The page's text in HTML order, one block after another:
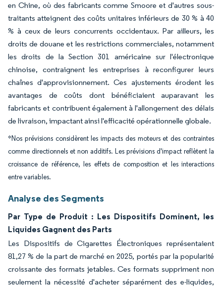
en Chine, où des fabricants comme Smoore et d'autres sous-
traitants atteignent des coûts unitaires inférieurs de 30 % à 40
% à ceux de leurs concurrents occidentaux. Par ailleurs, les
droits de douane et les restrictions commerciales, notamment
les droits de la Section 301 américaine sur l'électronique
chinoise, contraignent les entreprises à reconfigurer leurs
chaînes d'approvisionnement. Ces ajustements érodent les
avantages de coûts dont bénéficiaient auparavant les
fabricants et contribuent également à l'allongement des délais
de livraison, impactant ainsi l'efficacité opérationnelle globale.
*Nos prévisions considèrent les impacts des moteurs et des contraintes
comme directionnels et non additifs. Les prévisions d'impact reflètent la
croissance de référence, les effets de composition et les interactions
entre variables.
Analyse des Segments
Par Type de Produit : Les Dispositifs Dominent, les
Liquides Gagnent des Parts
Les Dispositifs de Cigarettes Électroniques représentaient
81,27 % de la part de marché en 2025, portés par la popularité
croissante des formats jetables. Ces formats suppriment non
seulement la nécessité d'acheter séparément des e-liquides,